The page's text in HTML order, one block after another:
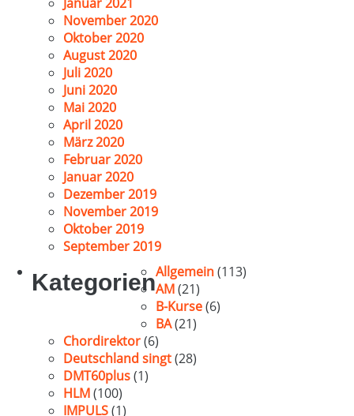
November 2020
Oktober 2020
August 2020
Juli 2020
Juni 2020
Mai 2020
April 2020
März 2020
Februar 2020
Januar 2020
Dezember 2019
November 2019
Oktober 2019
September 2019
KategorienAllgemein(113)
AM(21)
B-Kurse(6)
BA(21)
Chordirektor(6)
Deutschland singt(28)
DMT60plus(1)
HLM(100)
IMPULS(1)